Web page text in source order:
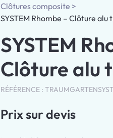
Clôtures composite
SYSTEM Rhombe – Clôture
SYSTEM
Clôture alu
RÉFÉRENCE :
Prix sur devis